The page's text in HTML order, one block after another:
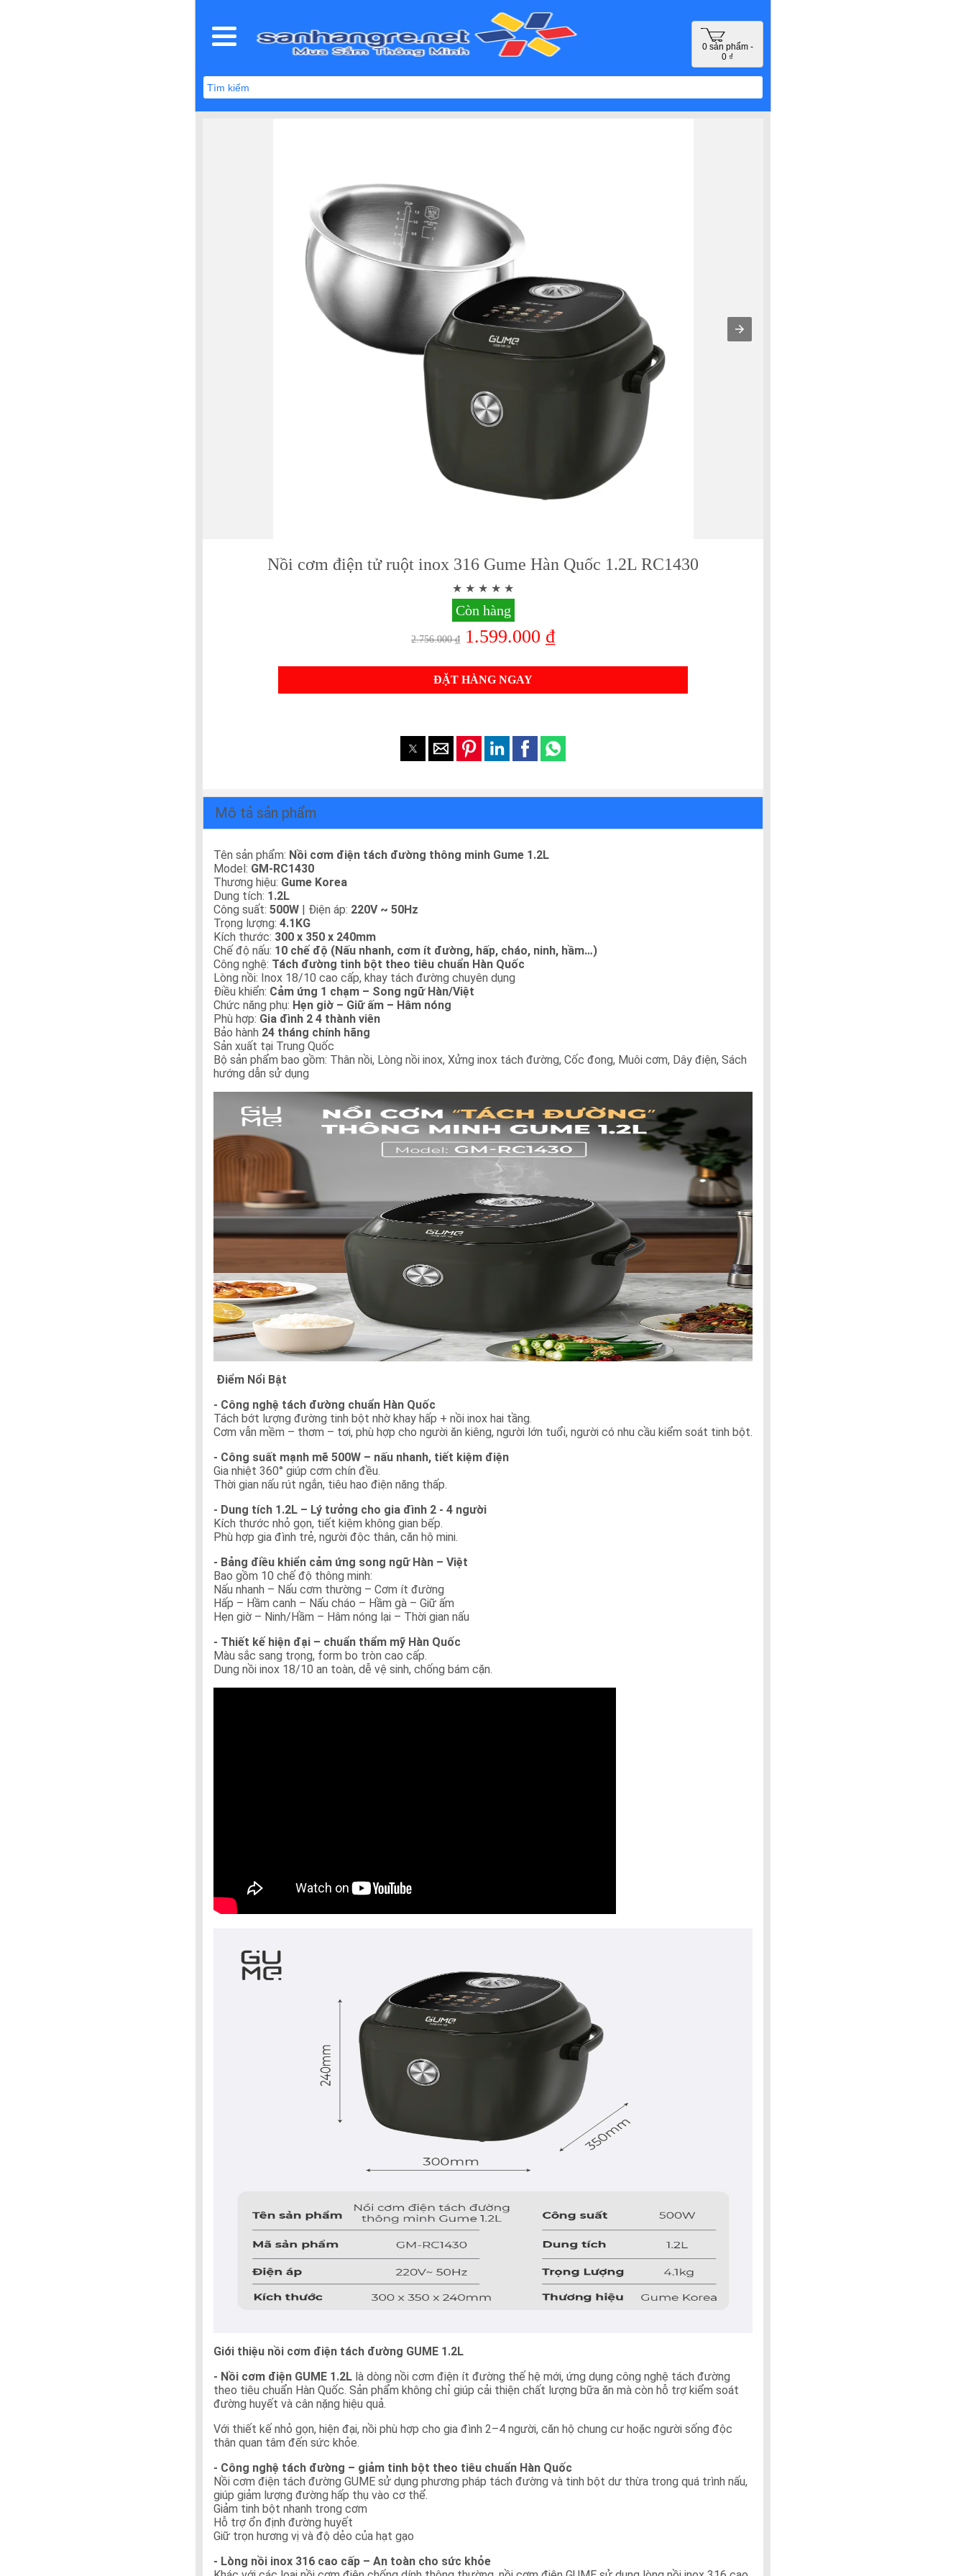
0 sản phẩm -
0 ₫
Nồi cơm điện tử ruột inox 316 Gume Hàn Quốc 1.2L RC1430
Còn hàng
2.756.000 ₫ 1.599.000 ₫
ĐẶT HÀNG NGAY
Mô tả sản phẩm
Tên sản phẩm: Nồi cơm điện tách đường thông minh Gume 1.2L
Model: GM-RC1430
Thương hiệu: Gume Korea
Dung tích: 1.2L
Công suất: 500W | Điện áp: 220V ~ 50Hz
Trọng lượng: 4.1KG
Kích thước: 300 x 350 x 240mm
Chế độ nấu: 10 chế độ (Nấu nhanh, cơm ít đường, hấp, cháo, ninh, hầm…)
Công nghệ: Tách đường tinh bột theo tiêu chuẩn Hàn Quốc
Lòng nồi: Inox 18/10 cao cấp, khay tách đường chuyên dụng
Điều khiển: Cảm ứng 1 chạm – Song ngữ Hàn/Việt
Chức năng phụ: Hẹn giờ – Giữ ấm – Hâm nóng
Phù hợp: Gia đình 2 4 thành viên
Bảo hành 24 tháng chính hãng
Sản xuất tại Trung Quốc
Bộ sản phẩm bao gồm: Thân nồi, Lòng nồi inox, Xửng inox tách đường, Cốc đong, Muôi cơm, Dây điện, Sách
hướng dẫn sử dụng
Điểm Nổi Bật
- Công nghệ tách đường chuẩn Hàn Quốc
Tách bớt lượng đường tinh bột nhờ khay hấp + nồi inox hai tầng.
Cơm vẫn mềm – thơm – tơi, phù hợp cho người ăn kiêng, người lớn tuổi, người có nhu cầu kiểm soát tinh bột.
- Công suất mạnh mẽ 500W – nấu nhanh, tiết kiệm điện
Gia nhiệt 360° giúp cơm chín đều.
Thời gian nấu rút ngắn, tiêu hao điện năng thấp.
- Dung tích 1.2L – Lý tưởng cho gia đình 2 - 4 người
Kích thước nhỏ gọn, tiết kiệm không gian bếp.
Phù hợp gia đình trẻ, người độc thân, căn hộ mini.
- Bảng điều khiển cảm ứng song ngữ Hàn – Việt
Bao gồm 10 chế độ thông minh:
Nấu nhanh – Nấu cơm thường – Cơm ít đường
Hấp – Hầm canh – Nấu cháo – Hầm gà – Giữ ấm
Hẹn giờ – Ninh/Hầm – Hâm nóng lại – Thời gian nấu
- Thiết kế hiện đại – chuẩn thẩm mỹ Hàn Quốc
Màu sắc sang trọng, form bo tròn cao cấp.
Dung nồi inox 18/10 an toàn, dễ vệ sinh, chống bám cặn.
Giới thiệu nồi cơm điện tách đường GUME 1.2L
- Nồi cơm điện GUME 1.2L là dòng nồi cơm điện ít đường thế hệ mới, ứng dụng công nghệ tách đường
theo tiêu chuẩn Hàn Quốc. Sản phẩm không chỉ giúp cải thiện chất lượng bữa ăn mà còn hỗ trợ kiểm soát
đường huyết và cân nặng hiệu quả.
Với thiết kế nhỏ gọn, hiện đại, nồi phù hợp cho gia đình 2–4 người, căn hộ chung cư hoặc người sống độc
thân quan tâm đến sức khỏe.
- Công nghệ tách đường – giảm tinh bột theo tiêu chuẩn Hàn Quốc
Nồi cơm điện tách đường GUME sử dụng phương pháp tách đường và tinh bột dư thừa trong quá trình nấu,
giúp giảm lượng đường hấp thụ vào cơ thể.
Giảm tinh bột nhanh trong cơm
Hỗ trợ ổn định đường huyết
Giữ trọn hương vị và độ dẻo của hạt gạo
- Lòng nồi inox 316 cao cấp – An toàn cho sức khỏe